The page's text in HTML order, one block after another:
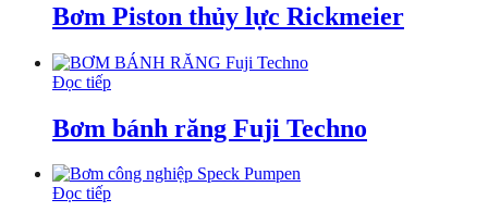
Bơm Piston thủy lực Rickmeier
Đọc tiếp
Bơm bánh răng Fuji Techno
Đọc tiếp